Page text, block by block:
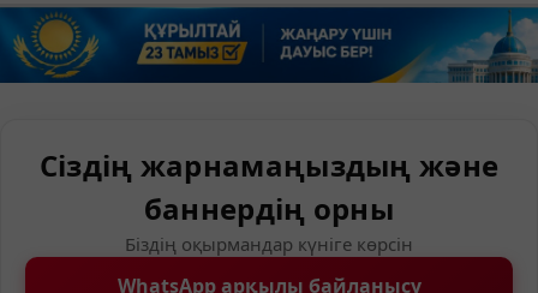
Сіздің жарнамаңыздың және
баннердің орны
Біздің оқырмандар күніге көрсін
WhatsApp арқылы байланысу